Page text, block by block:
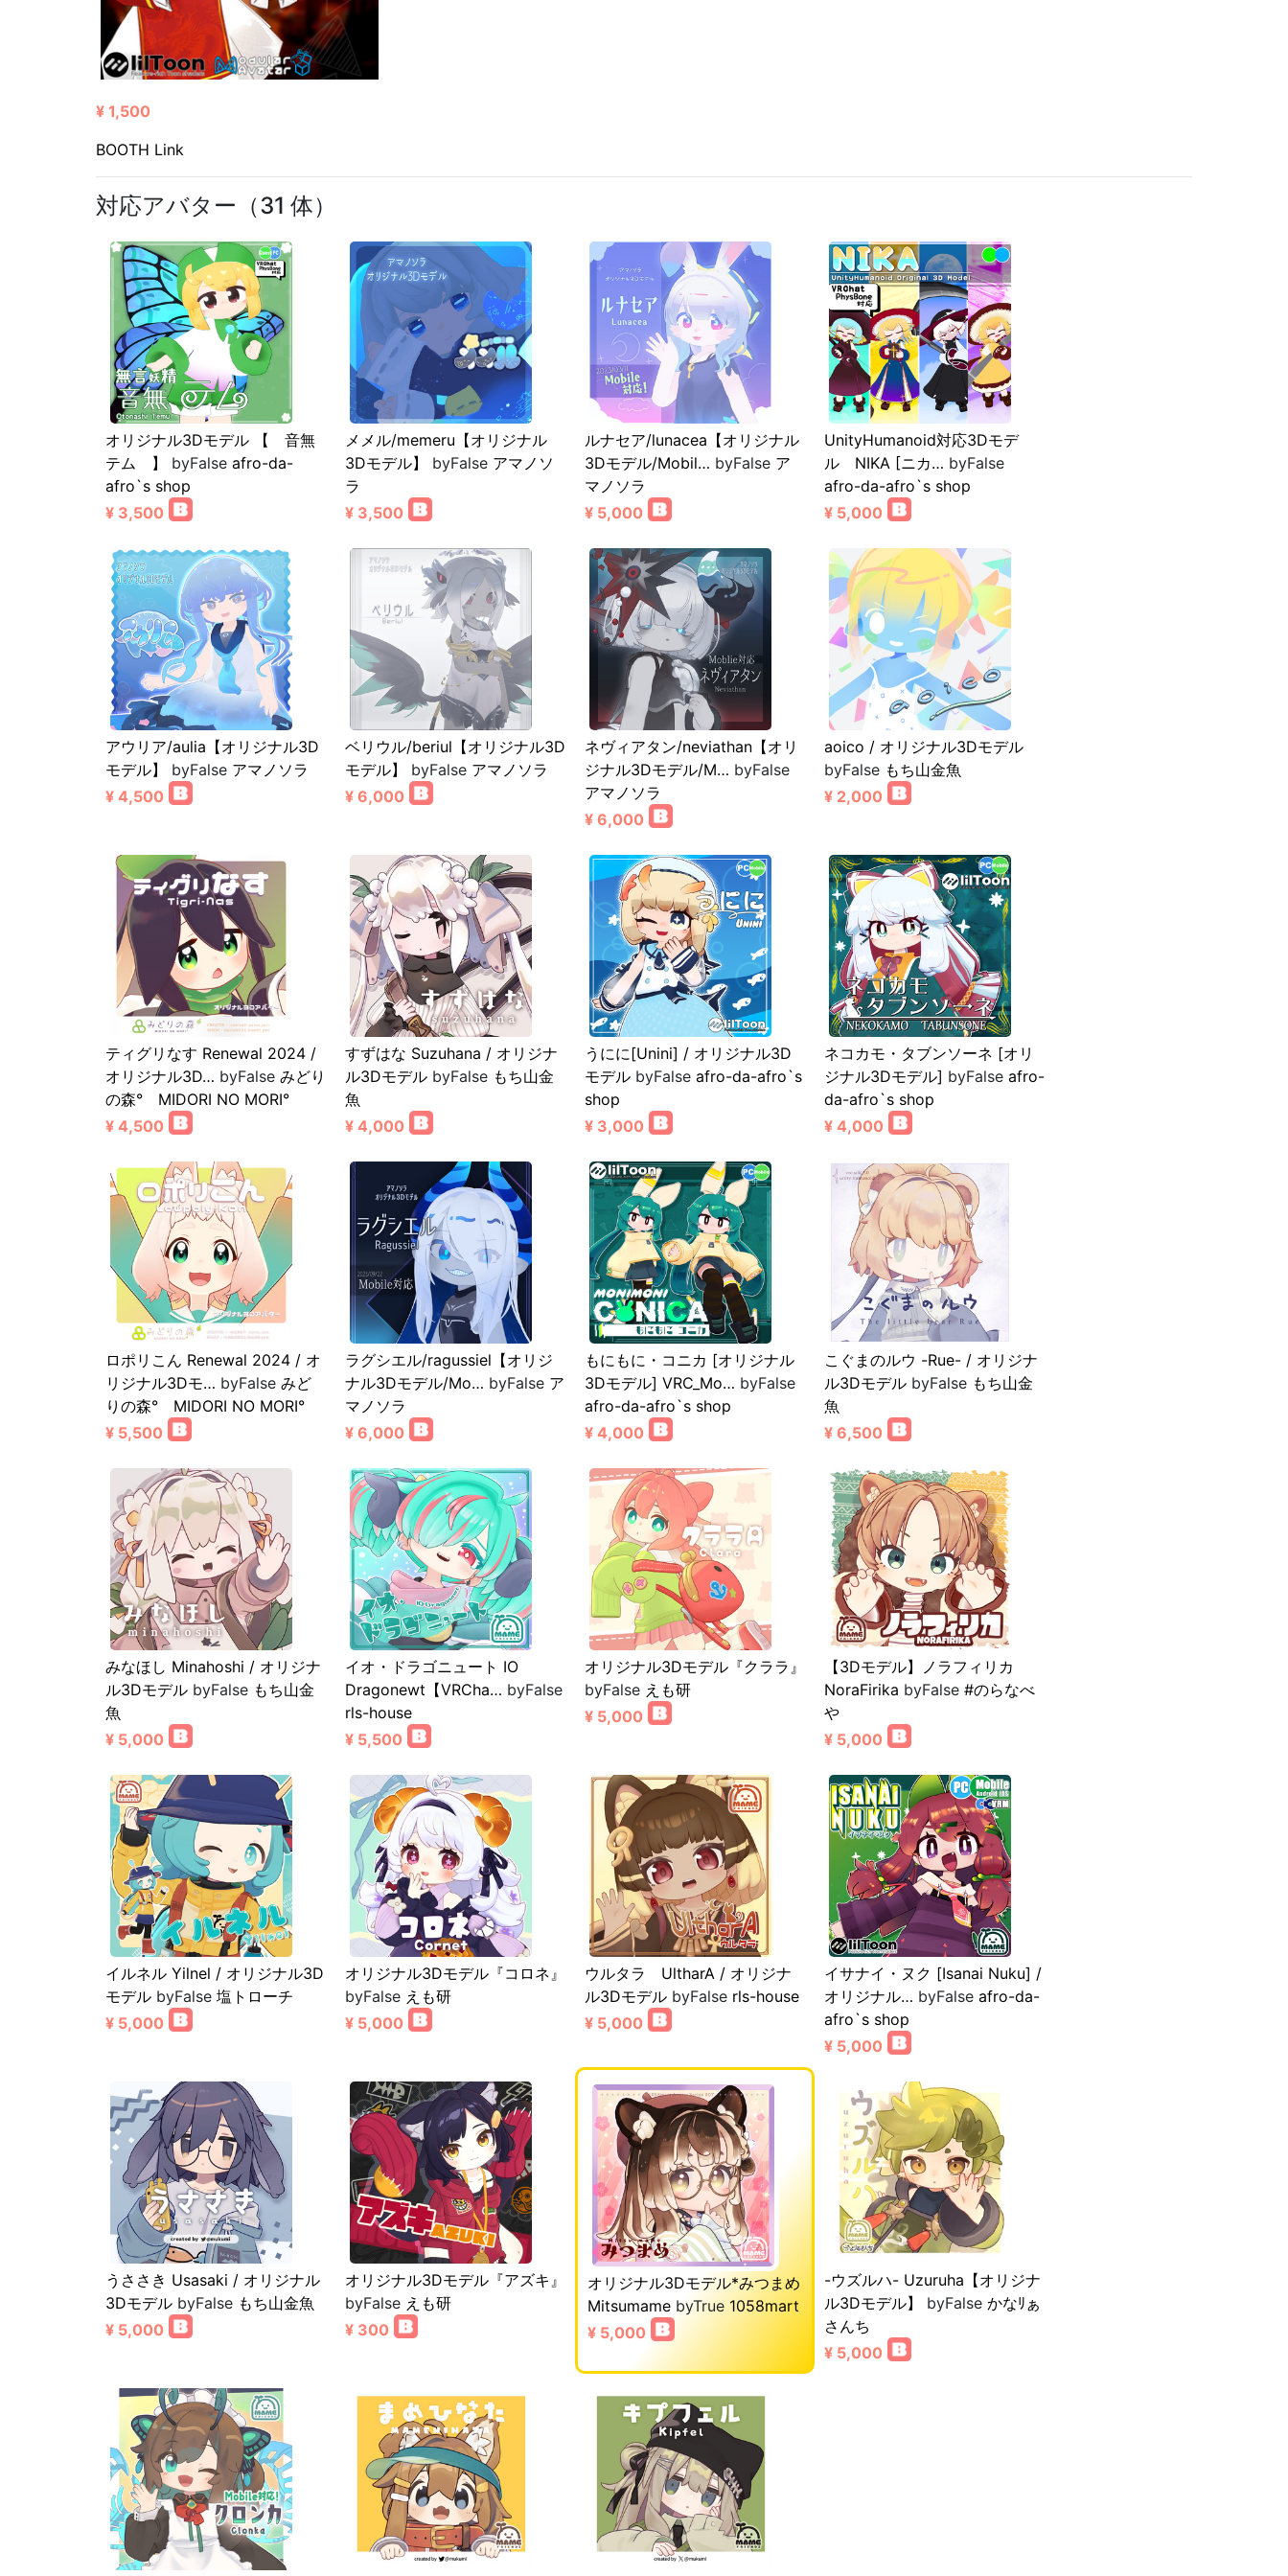
¥ 1,500
BOOTH Link
対応アバター（31 体）
オリジナル3Dモデル 【 音無
テム 】
byFalse afro-da-
afro`s shop
¥ 3,500
メメル/memeru【オリジナル
3Dモデル】
byFalse アマノソ
ラ
¥ 3,500
ルナセア/lunacea【オリジナル
3Dモデル/Mobil… byFalse ア
マノソラ
¥ 5,000
UnityHumanoid対応3Dモデ
ル NIKA [ニカ… byFalse
afro-da-afro`s shop
¥ 5,000
アウリア/aulia【オリジナル3D
モデル】
byFalse アマノソラ
¥ 4,500
ベリウル/beriul【オリジナル3D
モデル】
byFalse アマノソラ
¥ 6,000
ネヴィアタン/neviathan【オリ
ジナル3Dモデル/M… byFalse
アマノソラ
¥ 6,000
aoico / オリジナル3Dモデル
byFalse もち山金魚
¥ 2,000
ティグリなす Renewal 2024 /
オリジナル3D… byFalse みどり
の森° MIDORI NO MORI°
¥ 4,500
すずはな Suzuhana / オリジナ
ル3Dモデル byFalse もち山金
魚
¥ 4,000
うにに[Unini] / オリジナル3D
モデル byFalse afro-da-afro`s
shop
¥ 3,000
ネコカモ・タブンソーネ [オリ
ジナル3Dモデル] byFalse afro-
da-afro`s shop
¥ 4,000
ロポリこん Renewal 2024 / オ
リジナル3Dモ… byFalse みど
りの森° MIDORI NO MORI°
¥ 5,500
ラグシエル/ragussiel【オリジ
ナル3Dモデル/Mo… byFalse ア
マノソラ
¥ 6,000
もにもに・コニカ [オリジナル
3Dモデル] VRC_Mo… byFalse
afro-da-afro`s shop
¥ 4,000
こぐまのルウ -Rue- / オリジナ
ル3Dモデル byFalse もち山金
魚
¥ 6,500
みなほし Minahoshi / オリジナ
ル3Dモデル byFalse もち山金
魚
¥ 5,000
イオ・ドラゴニュート IO
Dragonewt【VRCha… byFalse
rls-house
¥ 5,500
オリジナル3Dモデル『クララ』
byFalse えも研
¥ 5,000
【3Dモデル】ノラフィリカ
NoraFirika byFalse #のらなべ
や
¥ 5,000
イルネル Yilnel / オリジナル3D
モデル byFalse 塩トローチ
¥ 5,000
オリジナル3Dモデル『コロネ』
byFalse えも研
¥ 5,000
ウルタラ UltharA / オリジナ
ル3Dモデル byFalse rls-house
¥ 5,000
イサナイ・ヌク [Isanai Nuku] /
オリジナル… byFalse afro-da-
afro`s shop
¥ 5,000
うささき Usasaki / オリジナル
3Dモデル byFalse もち山金魚
¥ 5,000
オリジナル3Dモデル『アズキ』
byFalse えも研
¥ 300
オリジナル3Dモデル*みつまめ
Mitsumame byTrue 1058mart
¥ 5,000
-ウズルハ- Uzuruha【オリジナ
ル3Dモデル】
byFalse かなﾘぁ
さんち
¥ 5,000